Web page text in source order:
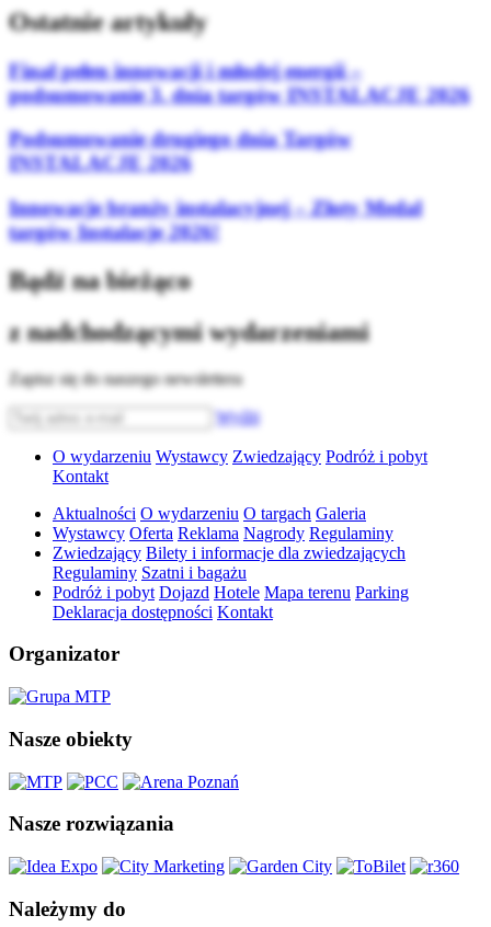
Ostatnie artykuły
Finał pełen innowacji i młodej energii –
podsumowanie 3. dnia targów INSTALACJE 2026
Podsumowanie drugiego dnia Targów
INSTALACJE 2026
Innowacje branży instalacyjnej – Złoty Medal
targów Instalacje 2026!
Bądź na bieżąco
z nadchodzącymi wydarzeniami
Zapisz się do naszego newslettera
Wyślij
O wydarzeniu Wystawcy Zwiedzający Podróż i pobyt
Kontakt
Aktualności O wydarzeniu O targach Galeria
Wystawcy Oferta Reklama Nagrody Regulaminy
Zwiedzający Bilety i informacje dla zwiedzających
Regulaminy Szatni i bagażu
Podróż i pobyt Dojazd Hotele Mapa terenu Parking
Deklaracja dostępności Kontakt
Organizator
Nasze obiekty
Nasze rozwiązania
Należymy do